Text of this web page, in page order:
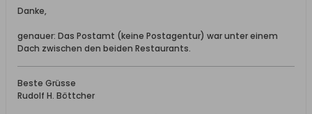
Danke,
genauer: Das Postamt (keine Postagentur) war unter einem
Dach zwischen den beiden Restaurants.
Beste Grüsse
Rudolf H. Böttcher